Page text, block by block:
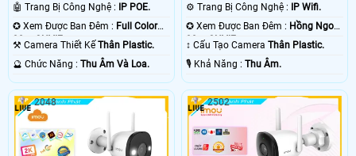
🤖️ Trang Bị Công Nghệ : IP POE.
✪ Xem Được Ban Đêm : Full Color
30m ONVIF.
⚒ Camera Thiết KếThân Plastic.
️🔮 Chức Năng : Thu Âm Và Loa.
⚙ Trang Bị Công Nghệ : IP Wifi.
✪ Xem Được Ban Đêm : Hồng Ngoại
30m ONVIF.
↕️ Cấu Tạo CameraThân Plastic.
️🎙 Khả Năng :Thu Âm.
2048 2502